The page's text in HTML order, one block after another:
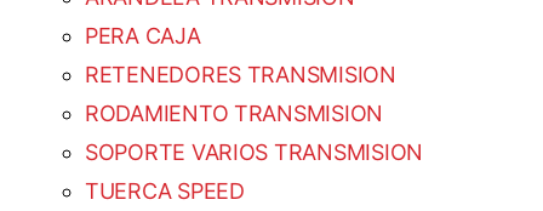
PERA CAJA
RETENEDORES TRANSMISION
RODAMIENTO TRANSMISION
SOPORTE VARIOS TRANSMISION
TUERCA SPEED